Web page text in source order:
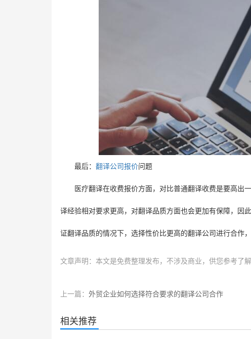
最后： 翻译公司报价问题
医疗翻译在收费报价方面，对比普通翻译收费是要高出
译经验相对要求更高，对翻译品质方面也会更加有保障，因
证翻译品质的情况下，选择性价比更高的翻译公司进行合作
文章声明：本文是免费整理发布，不涉及商业，供您参考了
上一篇： 外贸企业如何选择符合要求的翻译公司合作
相关推荐